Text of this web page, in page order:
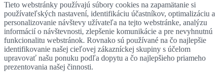
Tieto webstránky používajú súbory cookies na zapamätanie si
používateľských nastavení, identifikáciu účastníkov, optimalizáciu a
personalizovanie návštevy užívateľa na tejto webstránke, analýzu
informácií o návštevnosti, zlepšenie komunikácie a pre nevyhnutnú
funkcionalitu webstránok. Rovnako sú používané na čo najlepšie
identifikovanie našej cieľovej zákazníckej skupiny s účelom
upravovať našu ponuku podľa dopytu a čo najlepšieho priameho
prezentovania našej činnosti.